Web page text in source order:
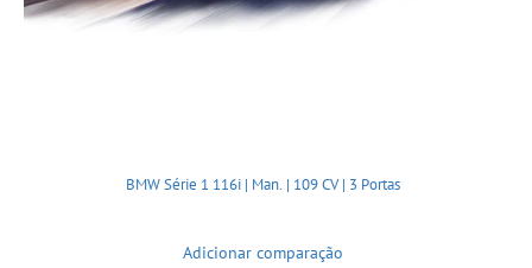
BMW Série 1 116i | Man. | 109 CV | 3 Portas
Adicionar comparação